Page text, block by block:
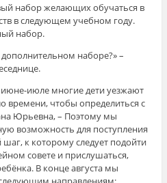
набор желающих обучаться в
в следующем учебном году.
набор.
наборе?» –
июне-июле многие дети уезжают
времени, чтобы определиться с
Юрьевна, – Поэтому мы
возможность для поступления
к которому следует подойти
совете и прислушаться,
В конце августа мы